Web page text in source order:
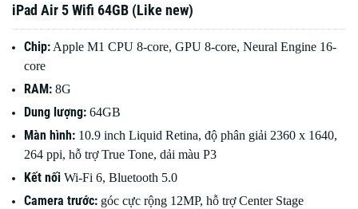
iPad Air 5 Wifi 64GB (Like new)
Chip: Apple M1 CPU 8-core, GPU 8-core, Neural Engine 16-
core
RAM: 8G
Dung lượng: 64GB
Màn hình: 10.9 inch Liquid Retina, độ phân giải 2360 x 1640,
264 ppi, hỗ trợ True Tone, dải màu P3
Kết nối Wi-Fi 6, Bluetooth 5.0
Camera trước: góc cực rộng 12MP, hỗ trợ Center Stage